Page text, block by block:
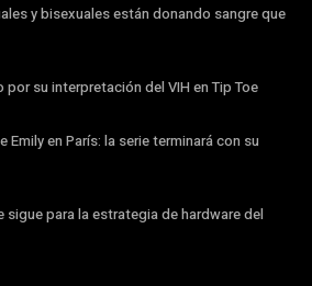
y bisexuales están donando sangre que
por su interpretación del VIH en Tip Toe
en París: la serie terminará con su
sigue para la estrategia de hardware del